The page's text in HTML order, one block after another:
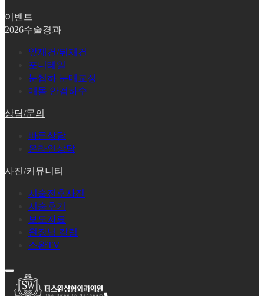
이벤트
2026수술경과
앞재건/뒤재건
포니테일
눈썹하 눈매교정
매몰 안검하수
상담/문의
빠른상담
온라인상담
사진/커뮤니티
시술전후사진
시술후기
보도자료
원장님 칼럼
스완TV